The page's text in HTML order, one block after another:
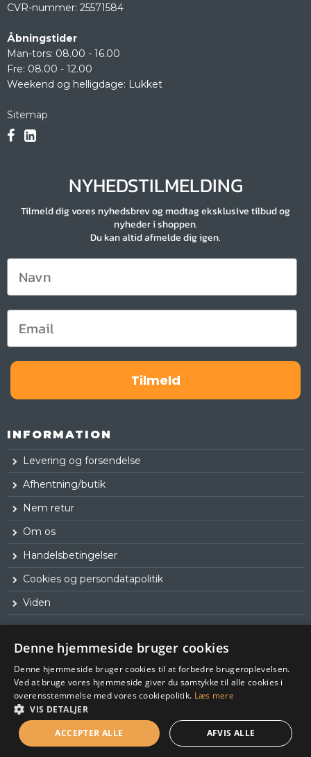
CVR-nummer: 25571584
Åbningstider
Man-tors: 08.00 - 16.00
Fre: 08.00 - 12.00
Weekend og helligdage: Lukket
Sitemap
NYHEDSTILMELDING
Tilmeld dig vores nyhedsbrev og modtag eksklusive tilbud og
nyheder i shoppen.
Du kan altid afmelde dig igen.
Tilmeld
INFORMATION
Levering og forsendelse
Afhentning/butik
Nem retur
Om os
Handelsbetingelser
Cookies og persondatapolitik
Viden
Denne hjemmeside bruger cookies
Denne hjemmeside bruger cookies til at forbedre brugeroplevelsen.
Ved at bruge vores hjemmeside giver du samtykke til alle cookies i
overensstemmelse med vores cookiepolitik. Læs mere
VIS DETALJER
ACCEPTER ALLE
AFVIS ALLE